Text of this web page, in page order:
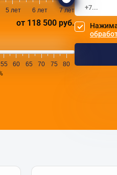
5 лет 6 лет 7 лет
от 118 500 руб.
55 60 65 70 75
80